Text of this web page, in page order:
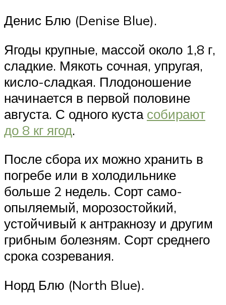
Денис Блю (Denise Blue).
Ягоды крупные, массой около 1,8 г,
сладкие. Мякоть сочная, упругая,
кисло-сладкая. Плодоношение
начинается в первой половине
августа. С одного куста собирают
до 8 кг ягод.
После сбора их можно хранить в
погребе или в холодильнике
больше 2 недель. Сорт само-
опыляемый, морозостойкий,
устойчивый к антракнозу и другим
грибным болезням. Сорт среднего
срока созревания.
Норд Блю (North Blue).